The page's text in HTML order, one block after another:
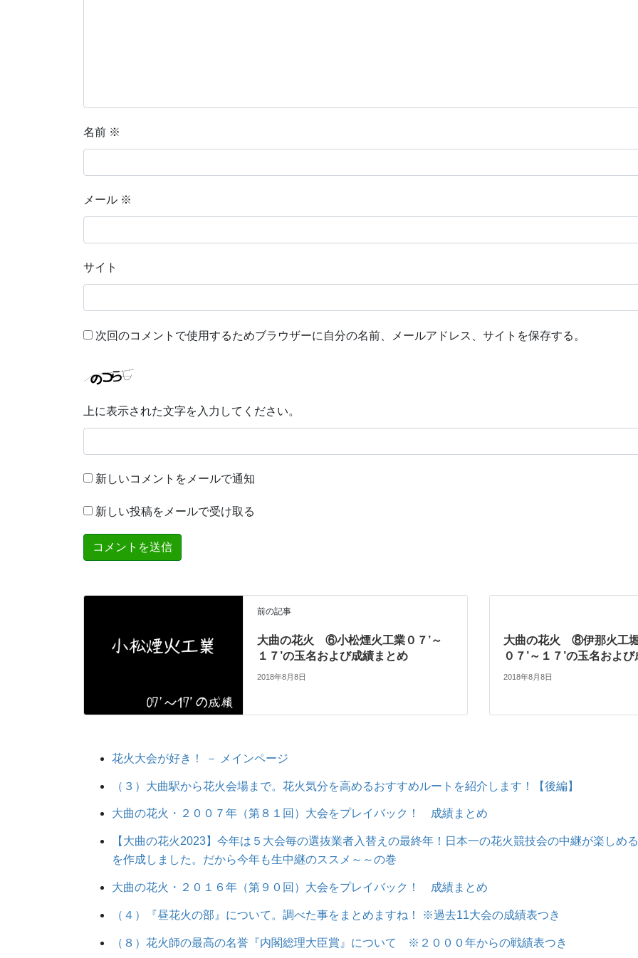
名前 ※
メール ※
サイト
次回のコメントで使用するためブラウザーに自分の名前、メールアドレス、サイトを保存する。
上に表示された文字を入力してください。
新しいコメントをメールで通知
新しい投稿をメールで受け取る
前の記事
大曲の花火 ⑥小松煙火工業０７’～
１７’の玉名および成績まとめ
2018年8月8日
大曲の花火 ⑧伊那火工
０７’～１７’の玉名およ
2018年8月8日
花火大会が好き！ － メインページ
（３）大曲駅から花火会場まで。花火気分を高めるおすすめルートを紹介します！【後編】
大曲の花火・２００７年（第８１回）大会をプレイバック！ 成績まとめ
【大曲の花火2023】今年は５大会毎の選抜業者入替えの最終年！日本一の花火競技会の中継が楽しめ
を作成しました。だから今年も生中継のススメ～～の巻
大曲の花火・２０１６年（第９０回）大会をプレイバック！ 成績まとめ
（４）『昼花火の部』について。調べた事をまとめますね！ ※過去11大会の成績表つき
（８）花火師の最高の名誉『内閣総理大臣賞』について ※２０００年からの戦績表つき